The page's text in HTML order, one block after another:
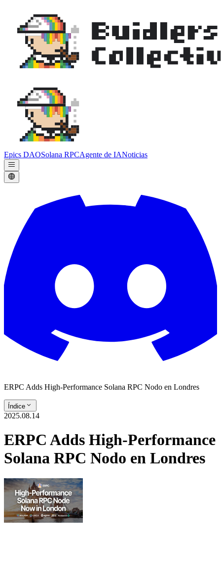
Epics DAOSolana RPCAgente de IANoticias
ERPC Adds High-Performance Solana RPC Nodo en Londres
Índice
2025.08.14
ERPC Adds High-Performance
Solana RPC Nodo en Londres